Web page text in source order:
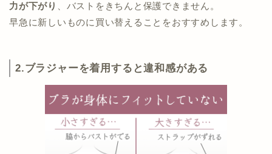
力が下がり
、バストをきちんと保護できません。
早急に新しいものに買い替えることをおすすめします。
2.ブラジャーを着用すると違和感がある